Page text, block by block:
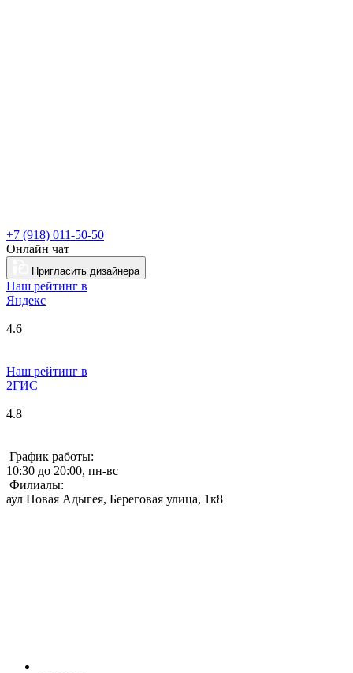
+7 (918) 011-50-50
Онлайн чат
Пригласить дизайнера
Наш рейтинг в
Яндекс
4.6
Наш рейтинг в
2ГИС
4.8
График работы:
10:30 до 20:00, пн-вс
Филиалы:
аул Новая Адыгея, Береговая улица, 1к8